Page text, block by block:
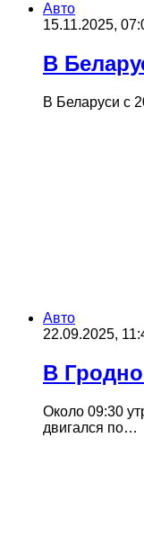
Авто
15.11.2025,
В
В Беларуси с
Авто
22.09.2025,
В
Около 09:30
двигался по…